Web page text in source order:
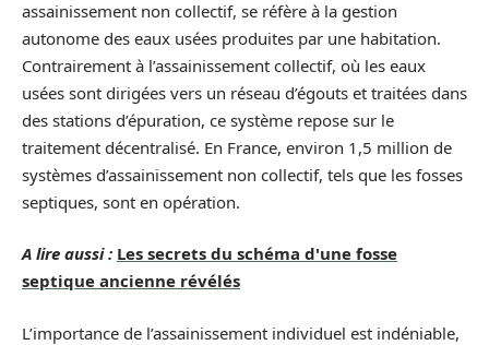
assainissement non collectif, se réfère à la gestion
autonome des eaux usées produites par une habitation.
Contrairement à l’assainissement collectif, où les eaux
usées sont dirigées vers un réseau d’égouts et traitées dans
des stations d’épuration, ce système repose sur le
traitement décentralisé. En France, environ 1,5 million de
systèmes d’assainissement non collectif, tels que les fosses
septiques, sont en opération.
A lire aussi : Les secrets du schéma d'une fosse
septique ancienne révélés
L’importance de l’assainissement individuel est indéniable,